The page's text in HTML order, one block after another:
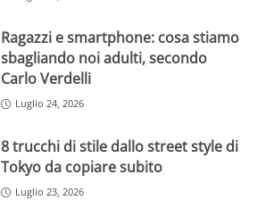
Ragazzi e smartphone: cosa stiamo
sbagliando noi adulti, secondo
Carlo Verdelli
Luglio 24, 2026
8 trucchi di stile dallo street style di
Tokyo da copiare subito
Luglio 23, 2026